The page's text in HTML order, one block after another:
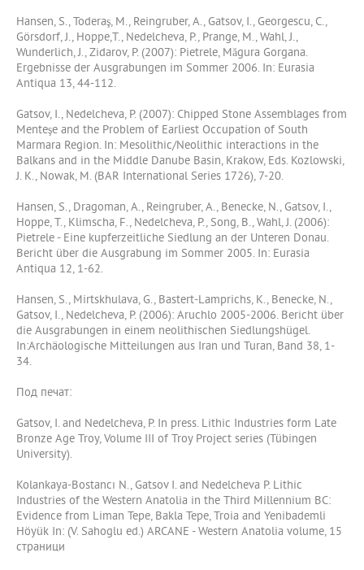
Hansen, S., Toderaş, M., Reingruber, A., Gatsov, I., Georgescu, C.,
Görsdorf, J., Hoppe,T., Nedelcheva, P., Prange, M., Wahl, J.,
Wunderlich, J., Zidarov, P. (2007): Pietrele, Măgura Gorgana.
Ergebnisse der Ausgrabungen im Sommer 2006. In: Eurasia
Antiqua 13, 44-112.
Gatsov, I., Nedelcheva, P. (2007): Chipped Stone Assemblages from
Menteşe and the Problem of Earliest Occupation of South
Marmara Region. In: Mesolithic/Neolithic interactions in the
Balkans and in the Middle Danube Basin, Krakow, Eds. Kozlowski,
J. K., Nowak, M. (BAR International Series 1726), 7-20.
Hansen, S., Dragoman, A., Reingruber, A., Benecke, N., Gatsov, I.,
Hoppe, T., Klimscha, F., Nedelcheva, P., Song, B., Wahl, J. (2006):
Pietrele - Eine kupferzeitliche Siedlung an der Unteren Donau.
Bericht über die Ausgrabung im Sommer 2005. In: Eurasia
Antiqua 12, 1-62.
Hansen, S., Mirtskhulava, G., Bastert-Lamprichs, K., Benecke, N.,
Gatsov, I., Nedelcheva, P. (2006): Aruchlo 2005-2006. Bericht über
die Ausgrabungen in einem neolithischen Siedlungshügel.
In:Archäologische Mitteilungen aus Iran und Turan, Band 38, 1-
34.
Под печат:
Gatsov, I. and Nedelcheva, P. In press. Lithic Industries form Late
Bronze Age Troy, Volume III of Troy Project series (Tübingen
University).
Kolankaya-Bostancı N., Gatsov I. and Nedelcheva P. Lithic
Industries of the Western Anatolia in the Third Millennium BC:
Evidence from Liman Tepe, Bakla Tepe, Troia and Yenibademli
Höyük In: (V. Sahoglu ed.) ARCANE - Western Anatolia volume, 15
страници